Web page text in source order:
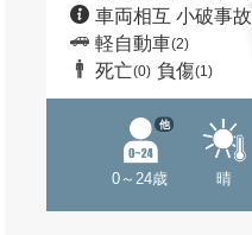
車両相互 小破事故
軽自動車(2)
死亡(0) 負傷(1)
0～24歳
他
晴